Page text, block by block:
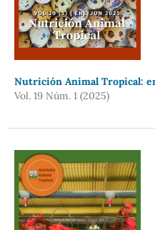
Nutrición Animal Tropical:
Vol. 19 Núm. 1 (2025)